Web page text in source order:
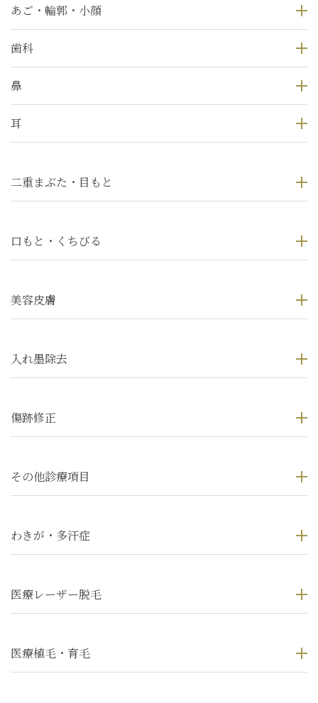
あご・輪郭・小顔
歯科
鼻
耳
二重まぶた・目もと
口もと・くちびる
美容皮膚
入れ墨除去
傷跡修正
その他診療項目
わきが・多汗症
医療レーザー脱毛
医療植毛・育毛